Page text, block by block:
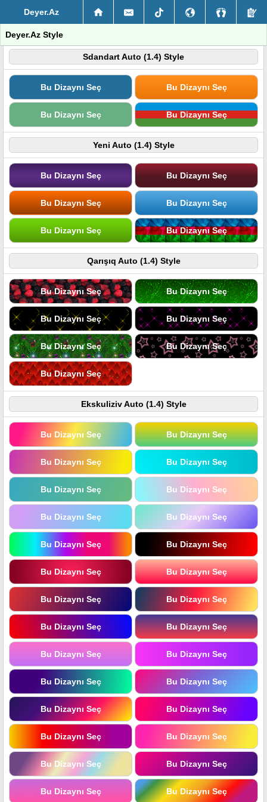
Deyer.Az
Deyer.Az Style
Sdandart Auto (1.4) Style
Bu Dizaynı Seç Bu Dizaynı Seç
Bu Dizaynı Seç Bu Dizaynı Seç
Yeni Auto (1.4) Style
Bu Dizaynı Seç Bu Dizaynı Seç
Bu Dizaynı Seç Bu Dizaynı Seç
Bu Dizaynı Seç Bu Dizaynı Seç
Qarışıq Auto (1.4) Style
Bu Dizaynı Seç Bu Dizaynı Seç
Bu Dizaynı Seç Bu Dizaynı Seç
Bu Dizaynı Seç Bu Dizaynı Seç
Bu Dizaynı Seç
Ekskuliziv Auto (1.4) Style
Bu Dizaynı Seç Bu Dizaynı Seç
Bu Dizaynı Seç Bu Dizaynı Seç
Bu Dizaynı Seç Bu Dizaynı Seç
Bu Dizaynı Seç Bu Dizaynı Seç
Bu Dizaynı Seç Bu Dizaynı Seç
Bu Dizaynı Seç Bu Dizaynı Seç
Bu Dizaynı Seç Bu Dizaynı Seç
Bu Dizaynı Seç Bu Dizaynı Seç
Bu Dizaynı Seç Bu Dizaynı Seç
Bu Dizaynı Seç Bu Dizaynı Seç
Bu Dizaynı Seç Bu Dizaynı Seç
Bu Dizaynı Seç Bu Dizaynı Seç
Bu Dizaynı Seç Bu Dizaynı Seç
Bu Dizaynı Seç Bu Dizaynı Seç